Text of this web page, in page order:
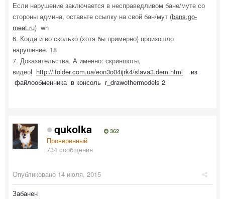
Если нарушение заключается в несправедливом бане/муте со
стороны админа, оставьте ссылку на свой бан/мут (bans.go-
meat.ru) wh
6. Когда и во сколько (хотя бы примерно) произошло
нарушение. 18
7. Доказательства. А именно: скриншоты,
видеоl http://ifolder.com.ua/eon3o04ijrk4/slava3.dem.html из
файлообменника в консоль r_drawothermodels 2
qukolka 362
Проверенный
734 сообщения
Опубликовано 14 июля, 2015
Забанен